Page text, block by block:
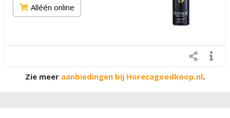
Alléén online
Zie meer aanbiedingen bij Horecagoedkoop.nl.